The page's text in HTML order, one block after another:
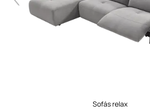
sofás relax